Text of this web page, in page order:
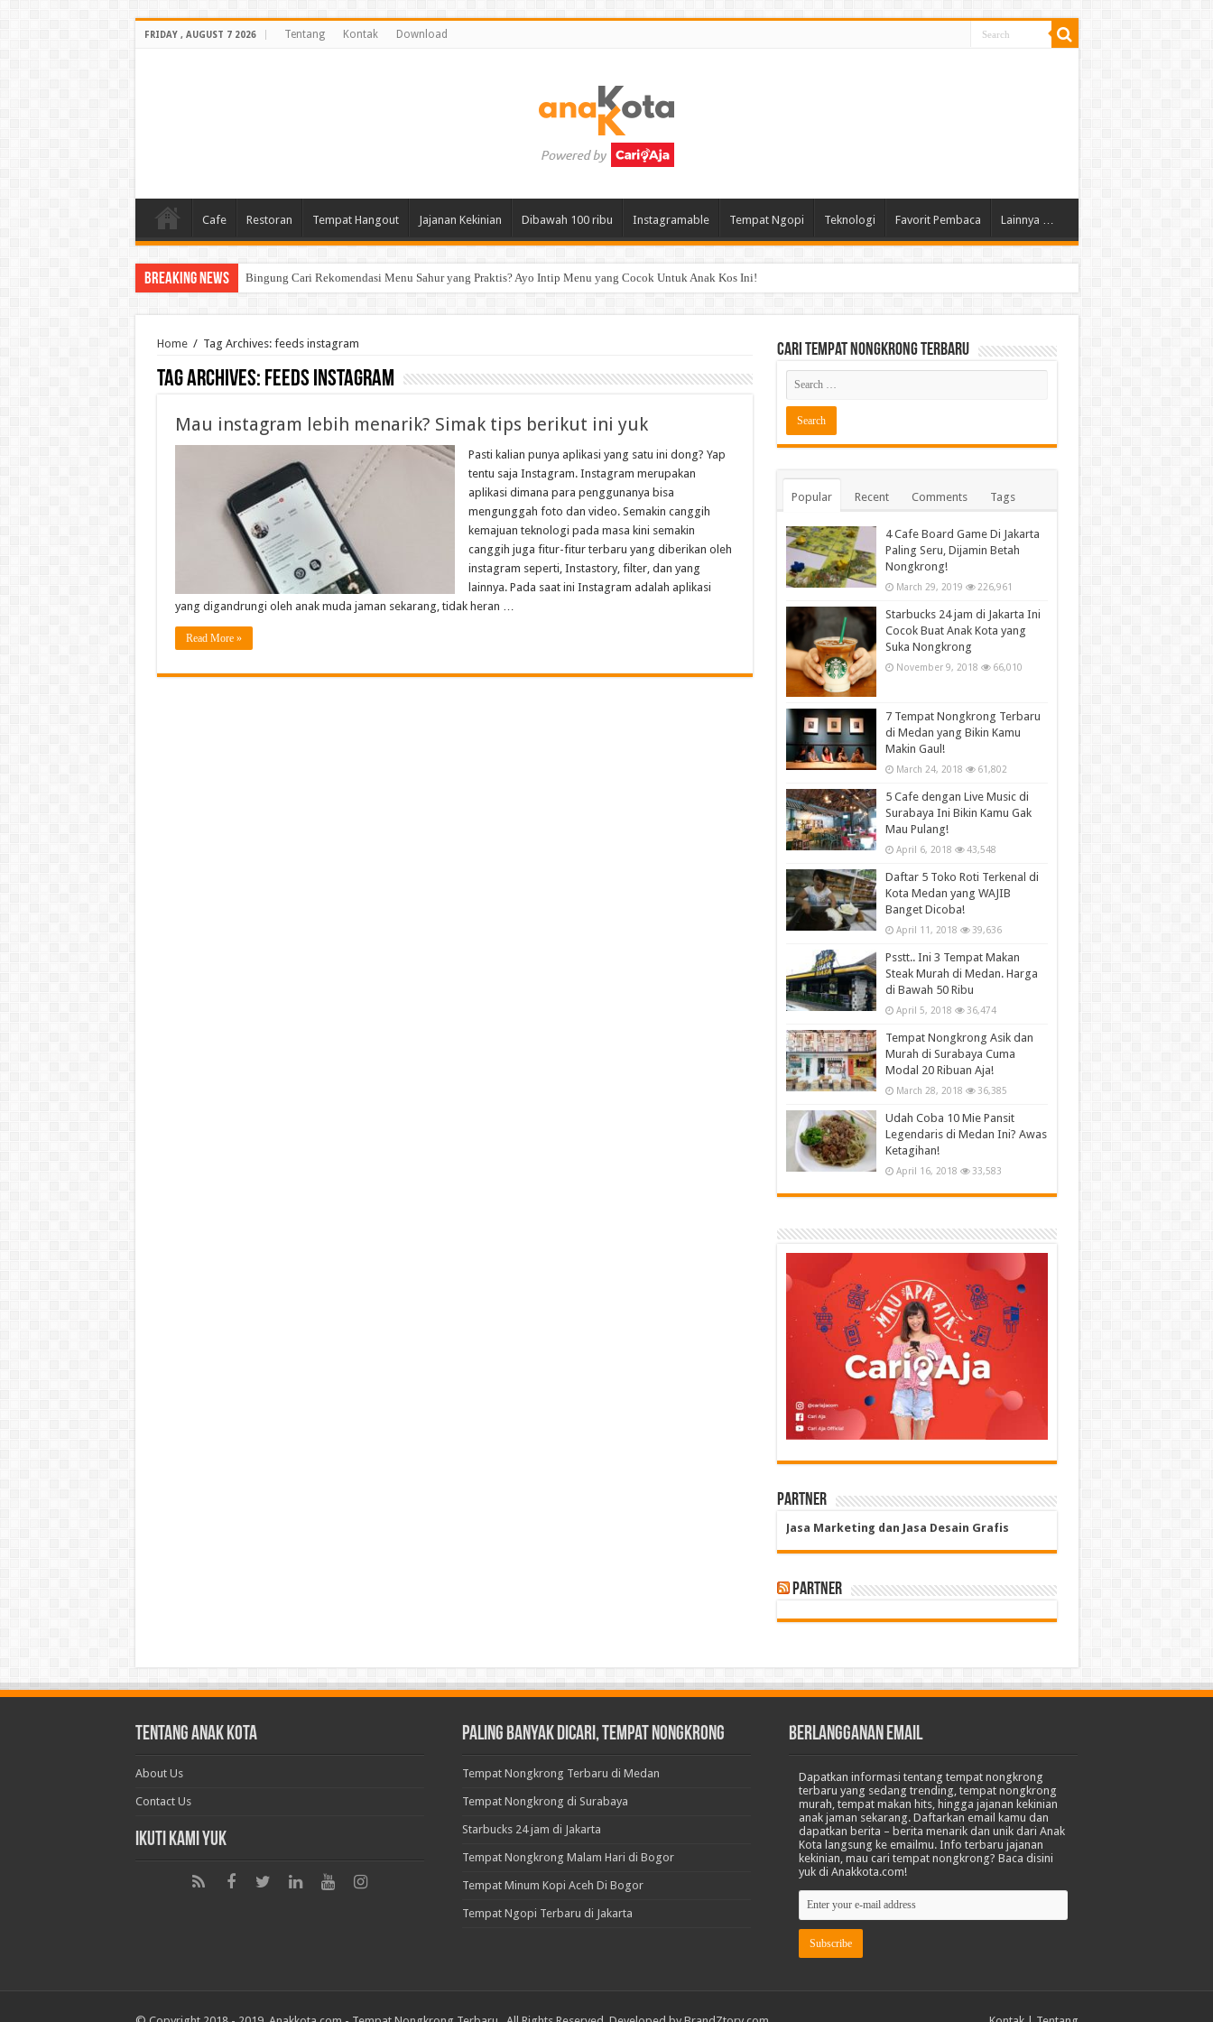
FRIDAY , AUGUST 7 2026 Tentang Kontak Download
Cafe Restoran Tempat Hangout Jajanan Kekinian Dibawah 100 ribu Instagramable Tempat Ngopi Teknologi Favorit Pembaca Lainnya …
Breaking News Bingung Cari Rekomendasi Menu Sahur yang Praktis? Ayo Intip Menu yang Cocok Untuk Anak Kos Ini!
Home / Tag Archives: feeds instagram
Tag Archives: feeds instagram
Mau instagram lebih menarik? Simak tips berikut ini yuk
Pasti kalian punya aplikasi yang satu ini dong? Yap
tentu saja Instagram. Instagram merupakan
aplikasi dimana para penggunanya bisa
mengunggah foto dan video. Semakin canggih
kemajuan teknologi pada masa kini semakin
canggih juga fitur-fitur terbaru yang diberikan oleh
instagram seperti, Instastory, filter, dan yang
lainnya. Pada saat ini Instagram adalah aplikasi
yang digandrungi oleh anak muda jaman sekarang, tidak heran …
Read More »
Cari Tempat Nongkrong Terbaru
Popular Recent Comments Tags
4 Cafe Board Game Di Jakarta
Paling Seru, Dijamin Betah
Nongkrong!
March 29, 2019 226,961
Starbucks 24 jam di Jakarta Ini
Cocok Buat Anak Kota yang
Suka Nongkrong
November 9, 2018 66,010
7 Tempat Nongkrong Terbaru
di Medan yang Bikin Kamu
Makin Gaul!
March 24, 2018 61,802
5 Cafe dengan Live Music di
Surabaya Ini Bikin Kamu Gak
Mau Pulang!
April 6, 2018 43,548
Daftar 5 Toko Roti Terkenal di
Kota Medan yang WAJIB
Banget Dicoba!
April 11, 2018 39,636
Psstt.. Ini 3 Tempat Makan
Steak Murah di Medan. Harga
di Bawah 50 Ribu
April 5, 2018 36,474
Tempat Nongkrong Asik dan
Murah di Surabaya Cuma
Modal 20 Ribuan Aja!
March 28, 2018 36,385
Udah Coba 10 Mie Pansit
Legendaris di Medan Ini? Awas
Ketagihan!
April 16, 2018 33,583
Partner
Jasa Marketing dan Jasa Desain Grafis
Partner
Tentang Anak Kota
About Us
Contact Us
Ikuti Kami Yuk
Paling Banyak Dicari, Tempat Nongkrong
Tempat Nongkrong Terbaru di Medan
Tempat Nongkrong di Surabaya
Starbucks 24 jam di Jakarta
Tempat Nongkrong Malam Hari di Bogor
Tempat Minum Kopi Aceh Di Bogor
Tempat Ngopi Terbaru di Jakarta
BERLANGGANAN EMAIL
Dapatkan informasi tentang tempat nongkrong
terbaru yang sedang trending, tempat nongkrong
murah, tempat makan hits, hingga jajanan kekinian
anak jaman sekarang. Daftarkan email kamu dan
dapatkan berita – berita menarik dan unik dari Anak
Kota langsung ke emailmu. Info terbaru jajanan
kekinian, mau cari tempat nongkrong? Baca disini
yuk di Anakkota.com!